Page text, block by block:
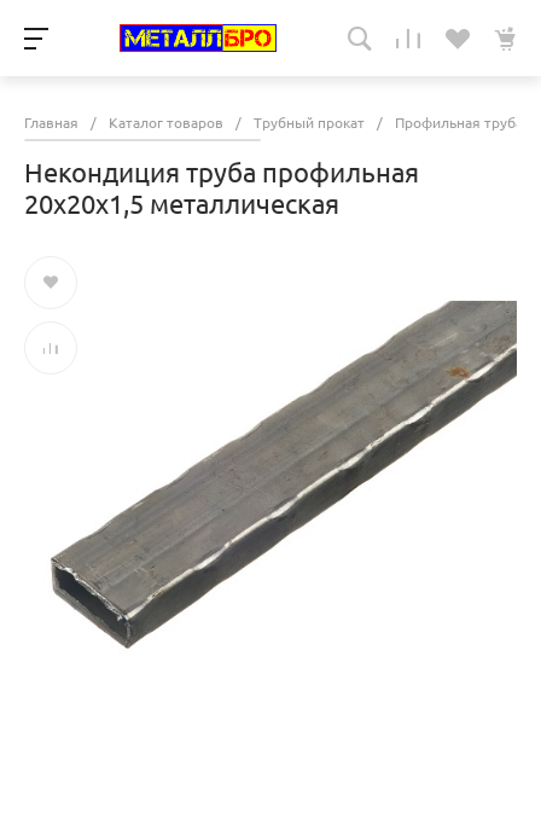
Главная / Каталог товаров / Трубный прокат / Профильная труба -
Некондиция труба профильная
20х20х1,5 металлическая